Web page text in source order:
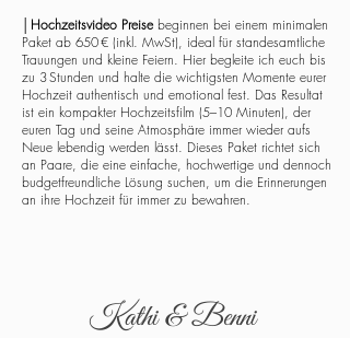
Hochzeitsvideo Preisebeginnen bei einem minimalen
Paket ab 650 € (inkl. MwSt), ideal für standesamtliche
Trauungen und kleine Feiern. Hier begleite ich euch bis
zu 3 Stunden und halte die wichtigsten Momente eurer
Hochzeit authentisch und emotional fest. Das Resultat
ist ein kompakter Hochzeitsfilm (5–10 Minuten), der
euren Tag und seine Atmosphäre immer wieder aufs
Neue lebendig werden lässt. Dieses Paket richtet sich
an Paare, die eine einfache, hochwertige und dennoch
budgetfreundliche Lösung suchen, um die Erinnerungen
an ihre Hochzeit für immer zu bewahren.
Kathi & Benni